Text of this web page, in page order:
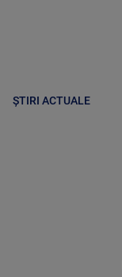
ȘTIRI ACTUALE